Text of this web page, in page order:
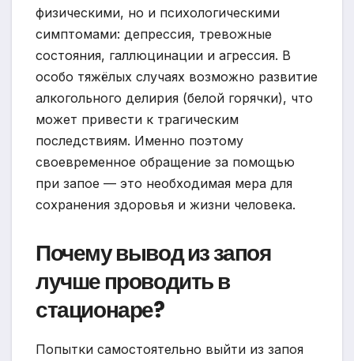
физическими, но и психологическими
симптомами: депрессия, тревожные
состояния, галлюцинации и агрессия. В
особо тяжёлых случаях возможно развитие
алкогольного делирия (белой горячки), что
может привести к трагическим
последствиям. Именно поэтому
своевременное обращение за помощью
при запое — это необходимая мера для
сохранения здоровья и жизни человека.
Почему вывод из запоя
лучше проводить в
стационаре?
Попытки самостоятельно выйти из запоя